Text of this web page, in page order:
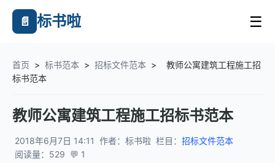
📄 标书啦 ☰
首页 > 标书范本 > 招标文件范本 >
教师公寓建筑工程施工招
标书范本
教师公寓建筑工程施工招标书范本
2018年6月7日 14:11 作者：标书啦 栏目： 招标文件范本
阅读量：529 💬 1